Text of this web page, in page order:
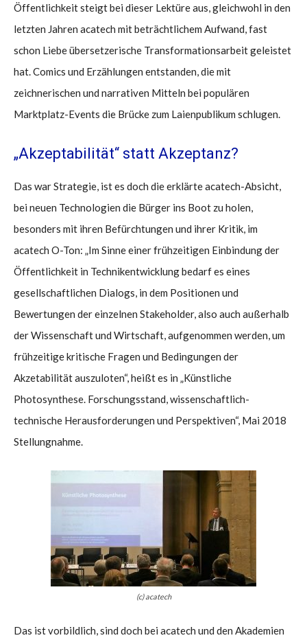
Öffentlichkeit steigt bei dieser Lektüre aus, gleichwohl in den
letzten Jahren acatech mit beträchtlichem Aufwand, fast
schon Liebe übersetzerische Transformationsarbeit geleistet
hat. Comics und Erzählungen entstanden, die mit
zeichnerischen und narrativen Mitteln bei populären
Marktplatz-Events die Brücke zum Laienpublikum schlugen.
„Akzeptabilität“ statt Akzeptanz?
Das war Strategie, ist es doch die erklärte acatech-Absicht,
bei neuen Technologien die Bürger ins Boot zu holen,
besonders mit ihren Befürchtungen und ihrer Kritik, im
acatech O-Ton: „Im Sinne einer frühzeitigen Einbindung der
Öffentlichkeit in Technikentwicklung bedarf es eines
gesellschaftlichen Dialogs, in dem Positionen und
Bewertungen der einzelnen Stakeholder, also auch außerhalb
der Wissenschaft und Wirtschaft, aufgenommen werden, um
frühzeitige kritische Fragen und Bedingungen der
Akzetabilität auszuloten“, heißt es in „Künstliche
Photosynthese. Forschungsstand, wissenschaftlich-
technische Herausforderungen und Perspektiven“, Mai 2018
Stellungnahme.
(c) acatech
Das ist vorbildlich, sind doch bei acatech und den Akademien